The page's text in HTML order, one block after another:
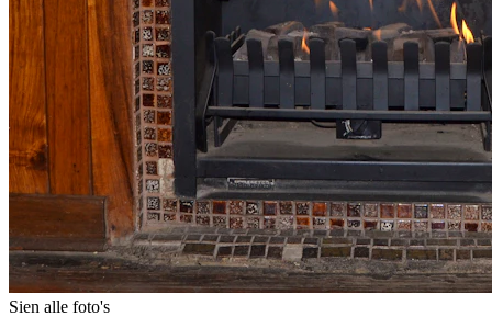
Sien alle foto's